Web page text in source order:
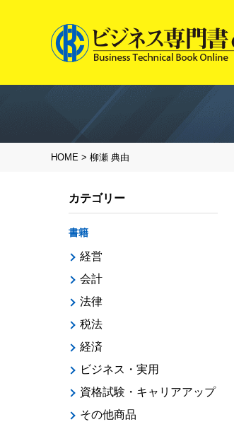
HOME > 柳瀬 典由
カテゴリー
書籍
経営
会計
法律
税法
経済
ビジネス・実用
資格試験・キャリアアップ
その他商品